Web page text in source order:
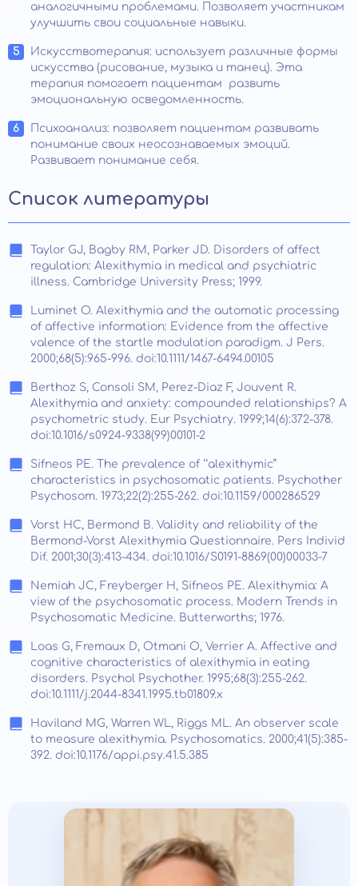
аналогичными проблемами. Позволяет участникам
улучшить свои социальные навыки.
Искусствотерапия: использует различные формы
искусства (рисование, музыка и танец). Эта
терапия помогает пациентам развить
эмоциональную осведомленность.
Психоанализ: позволяет пациентам развивать
понимание своих неосознаваемых эмоций.
Развивает понимание себя.
Список литературы
Taylor GJ, Bagby RM, Parker JD. Disorders of affect
regulation: Alexithymia in medical and psychiatric
illness. Cambridge University Press; 1999.
Luminet O. Alexithymia and the automatic processing
of affective information: Evidence from the affective
valence of the startle modulation paradigm. J Pers.
2000;68(5):965-996. doi:10.1111/1467-6494.00105
Berthoz S, Consoli SM, Perez-Diaz F, Jouvent R.
Alexithymia and anxiety: compounded relationships? A
psychometric study. Eur Psychiatry. 1999;14(6):372-378.
doi:10.1016/s0924-9338(99)00101-2
Sifneos PE. The prevalence of ‘‘alexithymic’’
characteristics in psychosomatic patients. Psychother
Psychosom. 1973;22(2):255-262. doi:10.1159/000286529
Vorst HC, Bermond B. Validity and reliability of the
Bermond-Vorst Alexithymia Questionnaire. Pers Individ
Dif. 2001;30(3):413-434. doi:10.1016/S0191-8869(00)00033-7
Nemiah JC, Freyberger H, Sifneos PE. Alexithymia: A
view of the psychosomatic process. Modern Trends in
Psychosomatic Medicine. Butterworths; 1976.
Loas G, Fremaux D, Otmani O, Verrier A. Affective and
cognitive characteristics of alexithymia in eating
disorders. Psychol Psychother. 1995;68(3):255-262.
doi:10.1111/j.2044-8341.1995.tb01809.x
Haviland MG, Warren WL, Riggs ML. An observer scale
to measure alexithymia. Psychosomatics. 2000;41(5):385-
392. doi:10.1176/appi.psy.41.5.385